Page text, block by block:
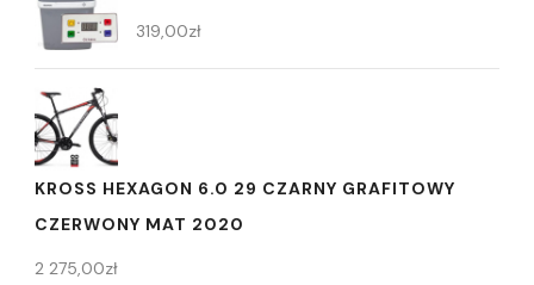
319,00zł
KROSS HEXAGON 6.0 29 CZARNY GRAFITOWY
CZERWONY MAT 2020
2 275,00zł